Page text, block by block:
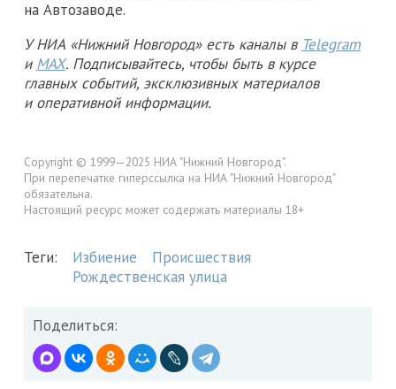
на Автозаводе.
У НИА «Нижний Новгород» есть каналы в Telegram
и MAX. Подписывайтесь, чтобы быть в курсе
главных событий, эксклюзивных материалов
и оперативной информации.
Copyright © 1999—2025 НИА "Нижний Новгород".
При перепечатке гиперссылка на НИА "Нижний Новгород"
обязательна.
Настоящий ресурс может содержать материалы 18+
Теги: Избиение
Происшествия
Рождественская улица
Поделиться: